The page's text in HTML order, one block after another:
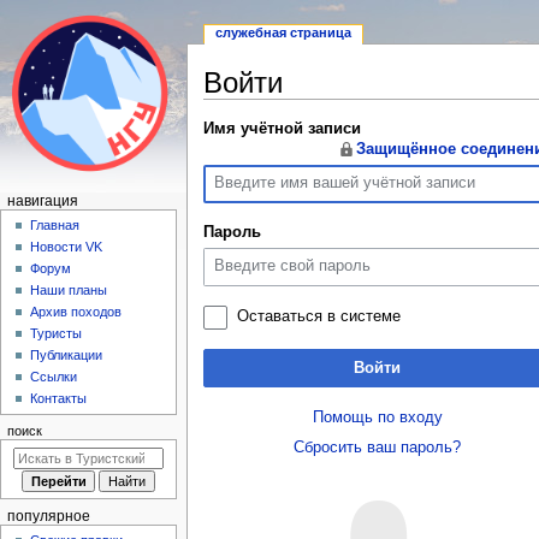
Войти
Перейти
навигации
Перейти
поиску
Имя учётной записи
Защищённое
Пароль
Оставаться в системе
Войти
Помощь по входу
Сбросить ваш пароль?
Н
я
служебная страница
навигация
Главная
Новости VK
Форум
Наши планы
Архив походов
Туристы
Публикации
Ссылки
Контакты
поиск
популярное